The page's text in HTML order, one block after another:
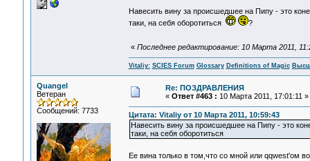
Навесить вину за происшедшее на Пипу - это
таки, на себя оборотиться
?
« Последнее редактирование: 10 Марта 2011,
Vitaliy: SCIES Forum Glossary Definitions of Magic
Quangel
Ветеран
Сообщений: 7733
Re: ПОЗДРАВЛЕНИЯ
« Ответ #463 : 10 Марта 2011, 17:01:11 »
Цитата: Vitaliy от 10 Марта 2011, 10:59:43
Навесить вину за происшедшее на Пипу - это
таки, на себя оборотиться
Ее вина только в том,что со мной или qqwest'ом